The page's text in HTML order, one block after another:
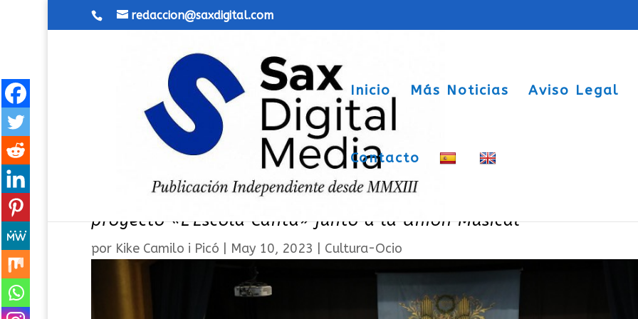
redaccion@saxdigital.com
Inicio Más Noticias Aviso Legal
Contacto
Más de 40 escolares cierran la primera participación de Sax en
proyecto «L’Escola Canta» junto a la Unión Musical
por Kike Camilo i Picó May 10, 2023 Cultura-Ocio